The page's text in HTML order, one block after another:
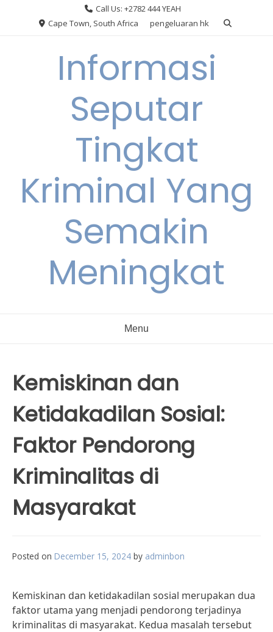
Call Us: +2782 444 YEAH
Cape Town, South Africa
pengeluaran hk
Informasi
Seputar
Tingkat
Kriminal Yang
Semakin
Meningkat
Menu
Kemiskinan dan
Ketidakadilan Sosial:
Faktor Pendorong
Kriminalitas di
Masyarakat
Posted on December 15, 2024 by adminbon
Kemiskinan dan ketidakadilan sosial merupakan dua
faktor utama yang menjadi pendorong terjadinya
kriminalitas di masyarakat. Kedua masalah tersebut